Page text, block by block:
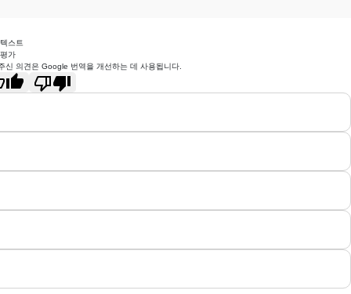
스트
가
신 의견은 Google 번역을 개선하는 데 사용됩니다.